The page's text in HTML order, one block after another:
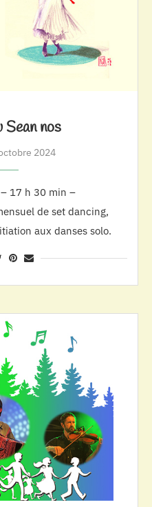
Sean nos
2024
17 h 30 min –
de set dancing,
aux danses solo.